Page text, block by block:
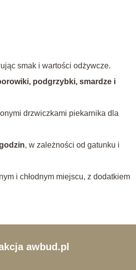
smak i wartości odżywcze.
podgrzybki, smardze i
drzwiczkami piekarnika dla
, w zależności od gatunku i
i chłodnym miejscu, z dodatkiem
awbud.pl